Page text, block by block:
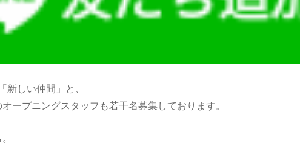
新しい仲間」と、
ープニングスタッフも若干名募集しております。